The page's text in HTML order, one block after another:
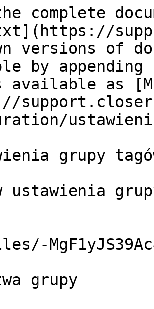
complete
versions of
by
available as
grupy
ustawienia
grupy